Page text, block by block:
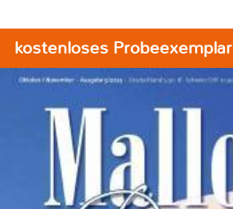
kostenloses Probeexemplar